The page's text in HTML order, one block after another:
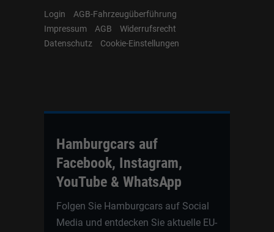
Login
AGB-Fahrzeugüberführung
Impressum
AGB
Widerrufsrecht
Datenschutz
Cookie-Einstellungen
Hamburgcars auf
Facebook, Instagram,
YouTube & WhatsApp
Folgen Sie Hamburgcars auf Social
Media und entdecken Sie aktuelle EU-